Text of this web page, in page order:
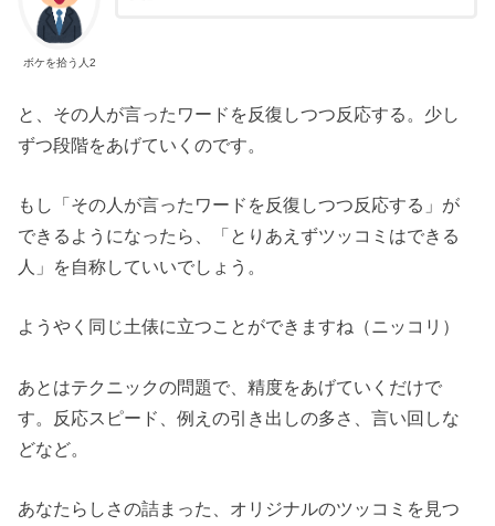
ボケを拾う人2
と、その人が言ったワードを反復しつつ反応する。少し
ずつ段階をあげていくのです。
もし「その人が言ったワードを反復しつつ反応する」が
できるようになったら、「とりあえずツッコミはできる
人」を自称していいでしょう。
ようやく同じ土俵に立つことができますね（ニッコリ）
あとはテクニックの問題で、精度をあげていくだけで
す。反応スピード、例えの引き出しの多さ、言い回しな
どなど。
あなたらしさの詰まった、オリジナルのツッコミを見つ